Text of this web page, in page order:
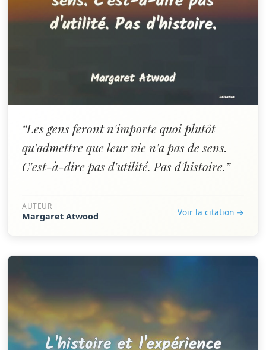
“Les gens feront n'importe quoi plutôt
qu'admettre que leur vie n'a pas de sens.
C'est-à-dire pas d'utilité. Pas d'histoire.”
AUTEUR
Margaret Atwood Voir la citation →